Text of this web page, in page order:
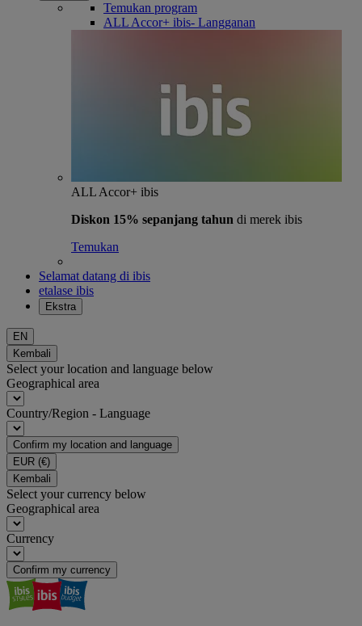
Temukan program
ALL Accor+ ibis- Langganan
ALL Accor+ ibis
Diskon 15% sepanjang tahun di merek ibis
Temukan
Selamat datang di ibis
etalase ibis
Ekstra
EN
Kembali
Select your location and language below
Geographical area
Country/Region - Language
Confirm my location and language
EUR (€)
Kembali
Select your currency below
Geographical area
Currency
Confirm my currency